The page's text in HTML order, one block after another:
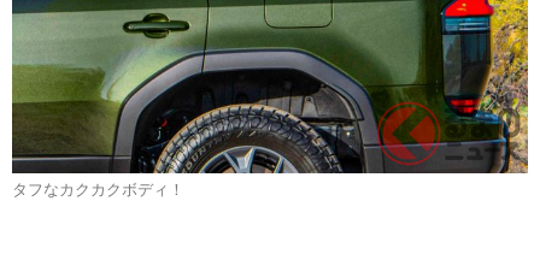
タフなカクカクボディ！